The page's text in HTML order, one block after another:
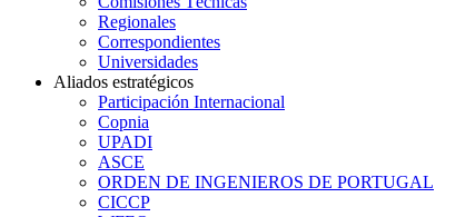
Regionales
Correspondientes
Universidades
Aliados estratégicos
Participación Internacional
Copnia
UPADI
ASCE
ORDEN DE INGENIEROS DE PORTUGAL
CICCP